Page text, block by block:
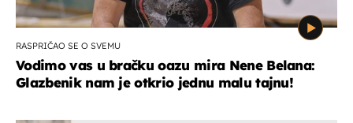
RASPRIČAO SE O SVEMU
Vodimo vas u bračku oazu mira Nene Belana:
Glazbenik nam je otkrio jednu malu tajnu!